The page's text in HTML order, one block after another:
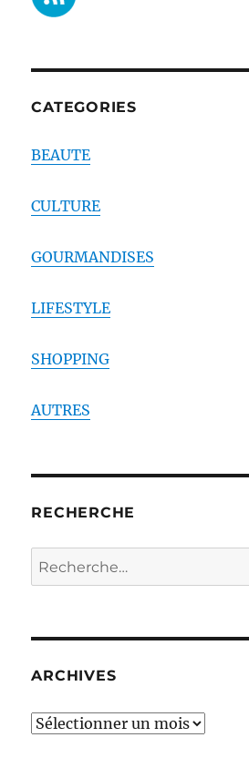
CATEGORIES
BEAUTE
CULTURE
GOURMANDISES
LIFESTYLE
SHOPPING
AUTRES
RECHERCHE
Recherche
pour :
ARCHIVES
ARCHIVES